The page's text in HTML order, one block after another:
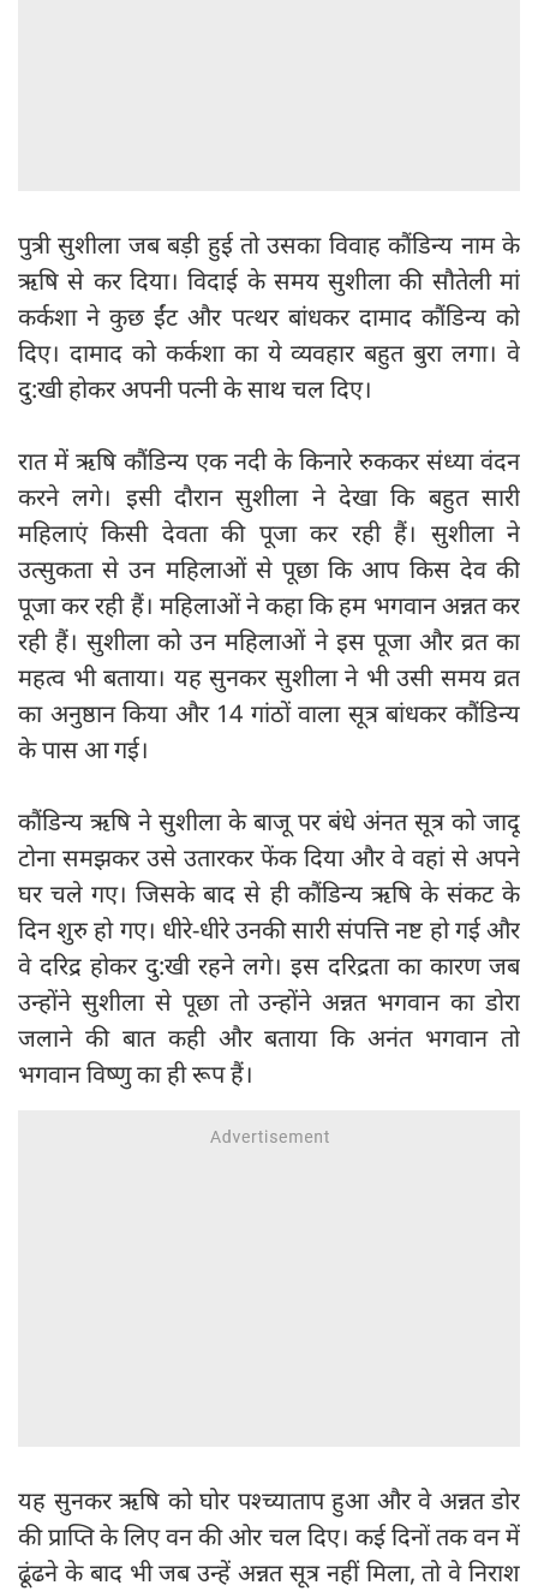
पुत्री सुशीला जब बड़ी हुई तो उसका विवाह कौंडिन्य नाम के
ऋषि से कर दिया। विदाई के समय सुशीला की सौतेली मां
कर्कशा ने कुछ ईंट और पत्थर बांधकर दामाद कौंडिन्य को
दिए। दामाद को कर्कशा का ये व्यवहार बहुत बुरा लगा। वे
दु:खी होकर अपनी पत्नी के साथ चल दिए।
रात में ऋषि कौंडिन्य एक नदी के किनारे रुककर संध्या वंदन
करने लगे। इसी दौरान सुशीला ने देखा कि बहुत सारी
महिलाएं किसी देवता की पूजा कर रही हैं। सुशीला ने
उत्सुकता से उन महिलाओं से पूछा कि आप किस देव की
पूजा कर रही हैं। महिलाओं ने कहा कि हम भगवान अन्नत कर
रही हैं। सुशीला को उन महिलाओं ने इस पूजा और व्रत का
महत्व भी बताया। यह सुनकर सुशीला ने भी उसी समय व्रत
का अनुष्ठान किया और 14 गांठों वाला सूत्र बांधकर कौंडिन्य
के पास आ गई।
कौंडिन्य ऋषि ने सुशीला के बाजू पर बंधे अंनत सूत्र को जादू
टोना समझकर उसे उतारकर फेंक दिया और वे वहां से अपने
घर चले गए। जिसके बाद से ही कौंडिन्य ऋषि के संकट के
दिन शुरु हो गए। धीरे-धीरे उनकी सारी संपत्ति नष्ट हो गई और
वे दरिद्र होकर दु:खी रहने लगे। इस दरिद्रता का कारण जब
उन्होंने सुशीला से पूछा तो उन्होंने अन्नत भगवान का डोरा
जलाने की बात कही और बताया कि अनंत भगवान तो
भगवान विष्णु का ही रूप हैं।
यह सुनकर ऋषि को घोर पश्च्याताप हुआ और वे अन्नत डोर
की प्राप्ति के लिए वन की ओर चल दिए। कई दिनों तक वन में
ढूंढने के बाद भी जब उन्हें अन्नत सूत्र नहीं मिला, तो वे निराश